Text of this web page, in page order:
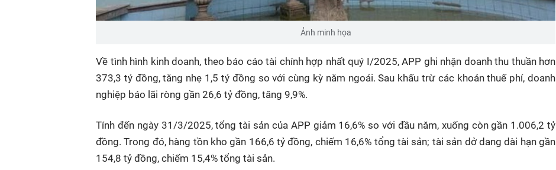
Ảnh minh họa
Về tình hình kinh doanh, theo báo cáo tài chính hợp nhất quý I/2025, APP ghi nhận doanh thu thuần hơn
373,3 tỷ đồng, tăng nhẹ 1,5 tỷ đồng so với cùng kỳ năm ngoái. Sau khấu trừ các khoản thuế phí, doanh
nghiệp báo lãi ròng gần 26,6 tỷ đồng, tăng 9,9%.
Tính đến ngày 31/3/2025, tổng tài sản của APP giảm 16,6% so với đầu năm, xuống còn gần 1.006,2 tỷ
đồng. Trong đó, hàng tồn kho gần 166,6 tỷ đồng, chiếm 16,6% tổng tài sản; tài sản dở dang dài hạn gần
154,8 tỷ đồng, chiếm 15,4% tổng tài sản.